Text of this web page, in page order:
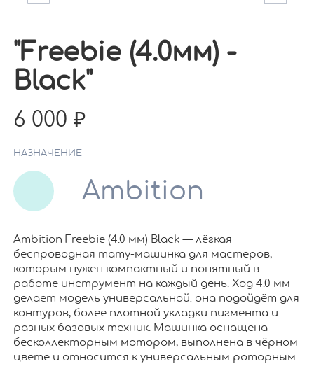
"Freebie (4.0мм) -
Black"
6 000
НАЗНАЧЕНИЕ
Ambition
Ambition Freebie (4.0 мм) Black — лёгкая
беспроводная тату-машинка для мастеров,
которым нужен компактный и понятный в
работе инструмент на каждый день. Ход 4.0 мм
делает модель универсальной: она подойдёт для
контуров, более плотной укладки пигмента и
разных базовых техник. Машинка оснащена
бесколлекторным мотором, выполнена в чёрном
цвете и относится к универсальным роторным